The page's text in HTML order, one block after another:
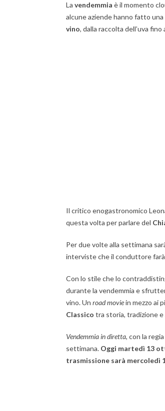
La vendemmia è il momento
alcune aziende hanno fatto
vino, dalla raccolta dell’uva fino
Il critico enogastronomico
questa volta per parlare del
Per due volte alla settimana
interviste che il conduttore
Con lo stile che lo
durante la vendemmia e
vino. Un road moviein mezzo ai
Classico tra storia, tradizione
Vendemmia in diretta, con la
settimana. Oggi martedì 13
trasmissione sarà mercoledì